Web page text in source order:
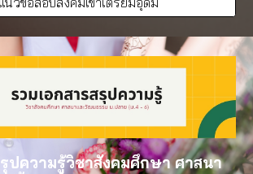
ปความรู้วิชาสังคมศึกษา ศาสนา